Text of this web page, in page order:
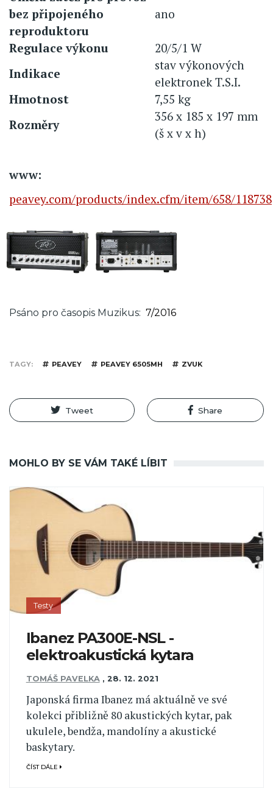
bez připojeného
reproduktoru
ano
Regulace výkonu
20/5/1 W
Indikace
stav výkonových
elektronek T.S.I.
Hmotnost
7,55 kg
Rozměry
356 x 185 x 197 mm
(š x v x h)
www:
peavey.com/products/index.cfm/item/658/118738
Psáno pro časopis Muzikus 7/2016
TAGY PEAVEY PEAVEY 6505MH ZVUK
Tweet Share
MOHLO BY SE VÁM TAKÉ LÍBIT
Testy
Ibanez PA300E-NSL -
elektroakustická kytara
TOMÁŠ PAVELKA , 28. 12. 2021
Japonská firma Ibanez má aktuálně ve své
kolekci přibližně 80 akustických kytar, pak
ukulele, bendža, mandolíny a akustické
baskytary.
ČÍST DÁLE